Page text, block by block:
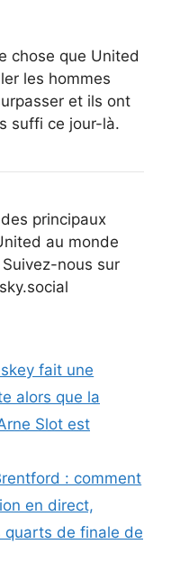
chose que United
les hommes
et ils ont
suffi ce jour-là.
principaux
au monde
nous sur
fait une
alors que la
Slot est
: comment
en direct,
quarts de finale de